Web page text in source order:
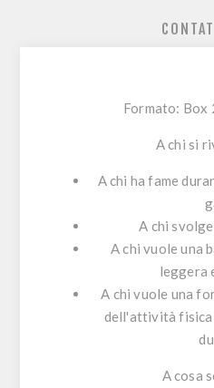
Formato: Box
A chi si
A chi ha fame
A chi
A chi vuole una
leggera
A chi vuole una
dell'attività
A cosa